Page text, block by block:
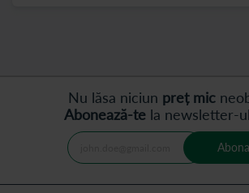
Nu lăsa niciun preț mic
Abonează-tela newsletter-